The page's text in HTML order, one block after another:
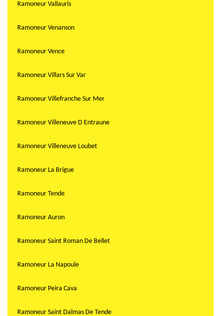
Ramoneur Vallauris
Ramoneur Venanson
Ramoneur Vence
Ramoneur Villars Sur Var
Ramoneur Villefranche Sur Mer
Ramoneur Villeneuve D Entraune
Ramoneur Villeneuve Loubet
Ramoneur La Brigue
Ramoneur Tende
Ramoneur Auron
Ramoneur Saint Roman De Bellet
Ramoneur La Napoule
Ramoneur Peira Cava
Ramoneur Saint Dalmas De Tende